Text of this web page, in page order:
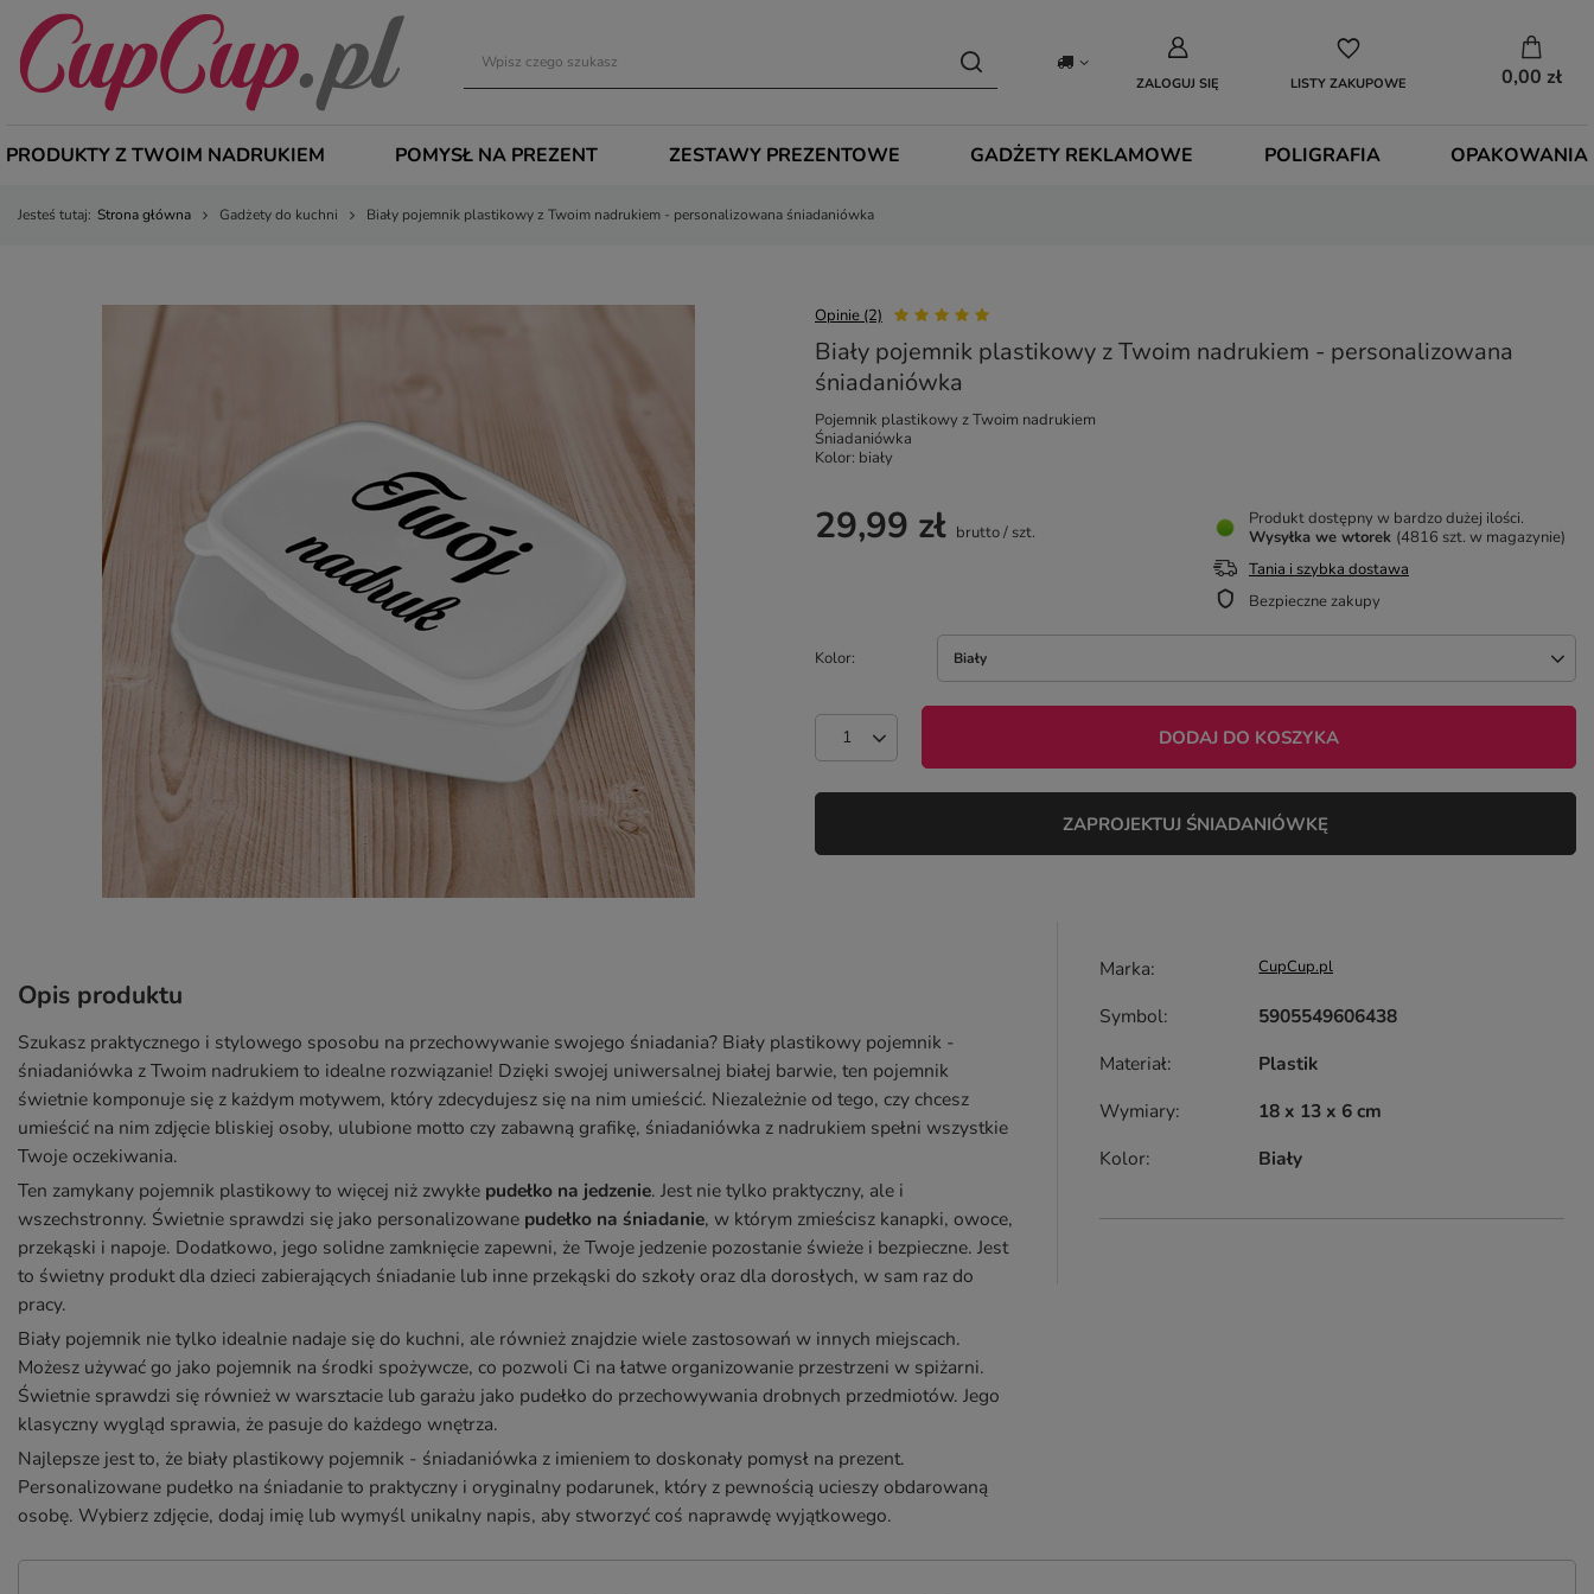
ZALOGUJ SIĘ LISTY ZAKUPOWE 0,00 zł
PRODUKTY Z TWOIM NADRUKIEM POMYSŁ NA PREZENT ZESTAWY PREZENTOWE GADŻETY REKLAMOWE POLIGRAFIA OPAKOWANIA
Jesteś tutaj: Strona główna Gadżety do kuchni Biały pojemnik plastikowy z Twoim nadrukiem - personalizowana śniadaniówka
Opinie (2)
Biały pojemnik plastikowy z Twoim nadrukiem - personalizowana
śniadaniówka
Pojemnik plastikowy z Twoim nadrukiem
Śniadaniówka
Kolor: biały
Kolor Biały
29,99 zł brutto/ szt.
DODAJ DO KOSZYKA
Produkt dostępny w bardzo dużej ilości
Wysyłka we wtorek (4816 szt. w magazynie)
Tania i szybka dostawa
Bezpieczne zakupy
ZAPROJEKTUJ ŚNIADANIÓWKĘ
Opis produktu
Szukasz praktycznego i stylowego sposobu na przechowywanie swojego śniadania? Biały plastikowy pojemnik -
śniadaniówka z Twoim nadrukiem to idealne rozwiązanie! Dzięki swojej uniwersalnej białej barwie, ten pojemnik
świetnie komponuje się z każdym motywem, który zdecydujesz się na nim umieścić. Niezależnie od tego, czy chcesz
umieścić na nim zdjęcie bliskiej osoby, ulubione motto czy zabawną grafikę, śniadaniówka z nadrukiem spełni wszystkie
Twoje oczekiwania.
Ten zamykany pojemnik plastikowy to więcej niż zwykłe pudełko na jedzenie. Jest nie tylko praktyczny, ale i
wszechstronny. Świetnie sprawdzi się jako personalizowane pudełko na śniadanie, w którym zmieścisz kanapki, owoce,
przekąski i napoje. Dodatkowo, jego solidne zamknięcie zapewni, że Twoje jedzenie pozostanie świeże i bezpieczne. Jest
to świetny produkt dla dzieci zabierających śniadanie lub inne przekąski do szkoły oraz dla dorosłych, w sam raz do
pracy.
Biały pojemnik nie tylko idealnie nadaje się do kuchni, ale również znajdzie wiele zastosowań w innych miejscach.
Możesz używać go jako pojemnik na środki spożywcze, co pozwoli Ci na łatwe organizowanie przestrzeni w spiżarni.
Świetnie sprawdzi się również w warsztacie lub garażu jako pudełko do przechowywania drobnych przedmiotów. Jego
klasyczny wygląd sprawia, że pasuje do każdego wnętrza.
Najlepsze jest to, że biały plastikowy pojemnik - śniadaniówka z imieniem to doskonały pomysł na prezent.
Personalizowane pudełko na śniadanie to praktyczny i oryginalny podarunek, który z pewnością ucieszy obdarowaną
osobę. Wybierz zdjęcie, dodaj imię lub wymyśl unikalny napis, aby stworzyć coś naprawdę wyjątkowego.
Marka CupCup.pl
Symbol
5905549606438
Materiał
Plastik
Wymiary
18 x 13 x 6 cm
Kolor
Biały